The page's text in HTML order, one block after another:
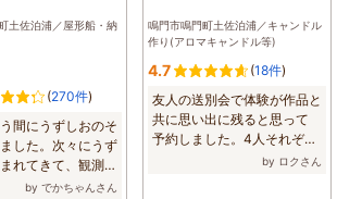
土佐泊浦／屋形船・納
(270件)
間にうずしおのそ
した。次々にうず
れてきて、観測に
い...by でかちゃんさん
鳴門市鳴門町土佐泊浦／キャンドル
作り(アロマキャンドル等)
4.7 (18件)
友人の送別会で体験が作品と
共に思い出に残ると思って
予約しました。4人それぞれ
by ロクさん